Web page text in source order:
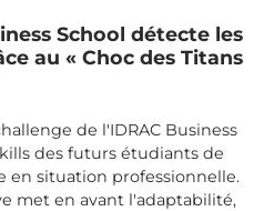
School détecte les
au « Choc des Titans
de l'IDRAC Business
des futurs étudiants de
en situation professionnelle.
met en avant l'adaptabilité,